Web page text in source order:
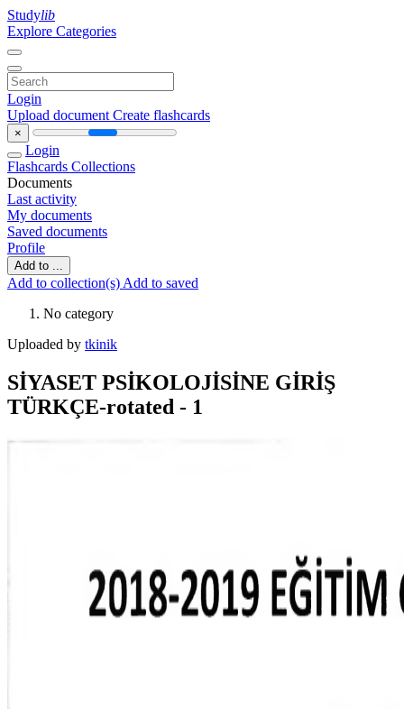
Studylib
Explore Categories
Login
Upload document Create flashcards
×
Login
Flashcards Collections
Documents
Last activity
My documents
Saved documents
Profile
Add to ...
Add to collection(s) Add to saved
No category
Uploaded by tkinik
SİYASET PSİKOLOJİSİNE GİRİŞ
TÜRKÇE-rotated - 1